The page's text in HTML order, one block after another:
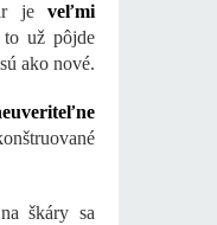
je veľmi
to už pôjde
ako nové.
škáry sa